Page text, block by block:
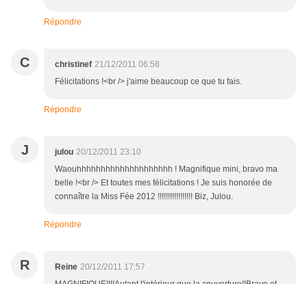
Répondre
C christinef 21/12/2011 06:58
Félicitations !<br /> j'aime beaucoup ce que tu fais.
Répondre
J julou 20/12/2011 23:10
Waouhhhhhhhhhhhhhhhhhhhh ! Magnifique mini, bravo ma
belle !<br /> Et toutes mes félicitations ! Je suis honorée de
connaître la Miss Fée 2012 !!!!!!!!!!!!!!!!! Biz, Julou.
Répondre
R Reine 20/12/2011 17:57